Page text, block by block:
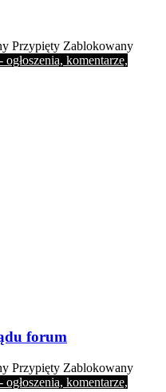
Przypięty Zablokowany
ogłoszenia, komentarze,
forum
Przypięty Zablokowany
ogłoszenia, komentarze,